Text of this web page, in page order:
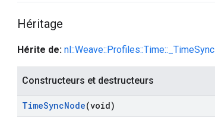
Héritage
Hérite de:
Constructeurs et destructeurs
TimeSyncNode(void)